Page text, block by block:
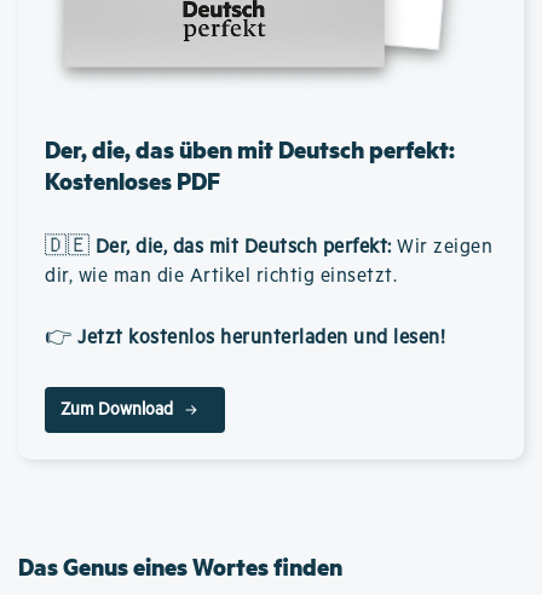
Der, die, das üben mit Deutsch perfekt:
Kostenloses PDF
🇩🇪 Der, die, das mit Deutsch perfekt: Wir zeigen
dir, wie man die Artikel richtig einsetzt.
👉 Jetzt kostenlos herunterladen und lesen!
Zum Download
Das Genus eines Wortes finden